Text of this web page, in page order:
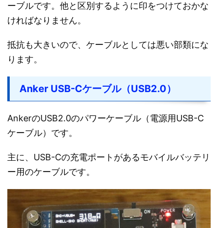
ーブルです。他と区別するように印をつけておかな
ければなりません。
抵抗も大きいので、ケーブルとしては悪い部類にな
ります。
Anker USB-Cケーブル（USB2.0）
AnkerのUSB2.0のパワーケーブル（電源用USB-C
ケーブル）です。
主に、USB-Cの充電ポートがあるモバイルバッテリ
ー用のケーブルです。